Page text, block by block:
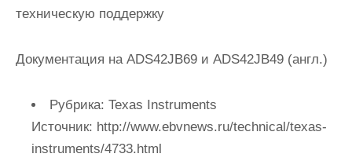
техническую поддержку
Документация на ADS42JB69 и ADS42JB49 (англ.)
Рубрика: Texas Instruments
Источник: http://www.ebvnews.ru/technical/texas-
instruments/4733.html